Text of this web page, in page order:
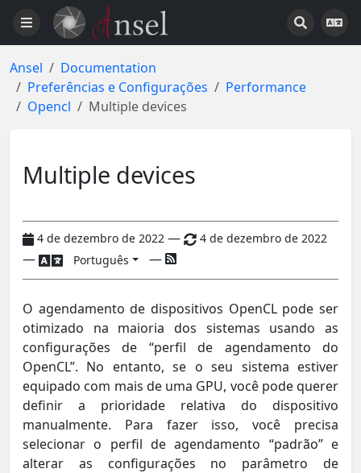
Ansel
Documentation
Preferências e Configurações
Performance
Opencl
Multiple devices
Multiple devices
4 de dezembro de 2022 — 4 de dezembro de 2022
— Português —
O agendamento de dispositivos OpenCL pode ser
otimizado na maioria dos sistemas usando as
configurações de “perfil de agendamento do
OpenCL”. No entanto, se o seu sistema estiver
equipado com mais de uma GPU, você pode querer
definir a prioridade relativa do dispositivo
manualmente. Para fazer isso, você precisa
selecionar o perfil de agendamento “padrão” e
alterar as configurações no parâmetro de